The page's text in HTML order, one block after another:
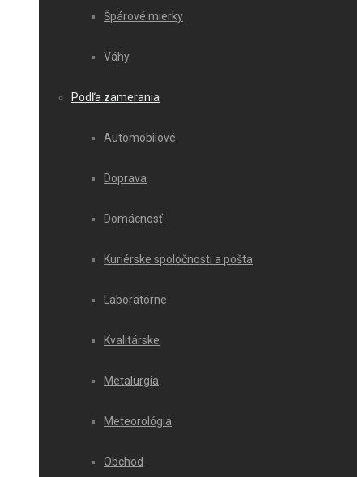
Špárové mierky
Váhy
Podľa zamerania
Automobilové
Doprava
Domácnosť
Kuriérske spoločnosti a pošta
Laboratórne
Kvalitárske
Metalurgia
Meteorológia
Obchod